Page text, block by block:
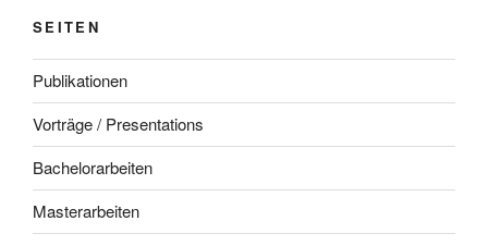
SEITEN
Publikationen
Vorträge / Presentations
Bachelorarbeiten
Masterarbeiten